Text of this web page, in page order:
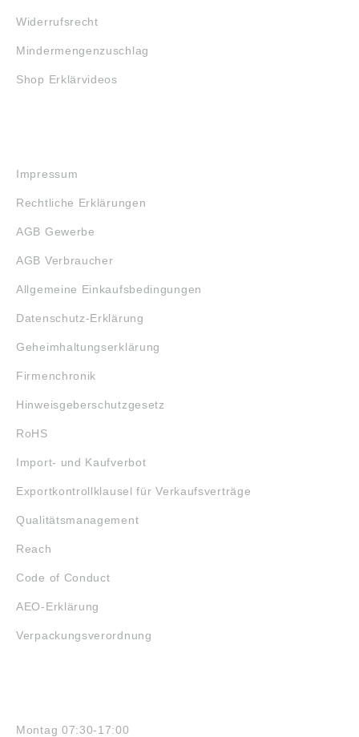
Widerrufsrecht
Mindermengenzuschlag
Shop Erklärvideos
Impressum
Rechtliche Erklärungen
AGB Gewerbe
AGB Verbraucher
Allgemeine Einkaufsbedingungen
Datenschutz-Erklärung
Geheimhaltungserklärung
Firmenchronik
Hinweisgeberschutzgesetz
RoHS
Import- und Kaufverbot
Exportkontrollklausel für Verkaufsverträge
Qualitätsmanagement
Reach
Code of Conduct
AEO-Erklärung
Verpackungsverordnung
Montag 07:30-17:00